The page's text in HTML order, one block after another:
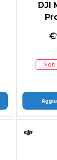
DJI
€
Non